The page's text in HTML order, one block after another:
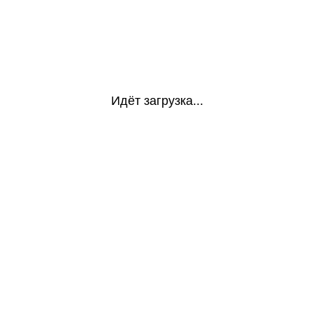
Идёт загрузка...